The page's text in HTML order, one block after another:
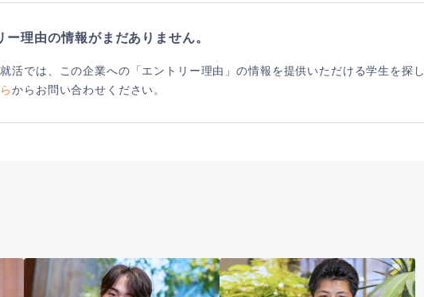
ー理由の情報がまだありません。
活では、この企業への「エントリー理由」の情報を提供いただける学生を探
からお問い合わせください。